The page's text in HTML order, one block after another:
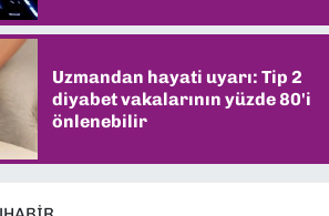
Uzmandan hayati uyarı: Tip 2
diyabet vakalarının yüzde 80'i
önlenebilir